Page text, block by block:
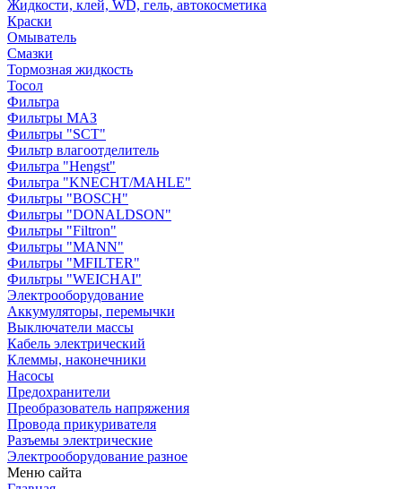
Жидкости, клей, WD, гель, автокосметика
Краски
Омыватель
Смазки
Тормозная жидкость
Тосол
Фильтра
Фильтры МАЗ
Фильтры "SCT"
Фильтр влагоотделитель
Фильтра "Hengst"
Фильтра "KNECHT/MAHLE"
Фильтры "BOSCH"
Фильтры "DONALDSON"
Фильтры "Filtron"
Фильтры "MANN"
Фильтры "MFILTER"
Фильтры "WEICHAI"
Электрооборудование
Аккумуляторы, перемычки
Выключатели массы
Кабель электрический
Клеммы, наконечники
Насосы
Предохранители
Преобразователь напряжения
Провода прикуривателя
Разъемы электрические
Электрооборудование разное
Меню сайта